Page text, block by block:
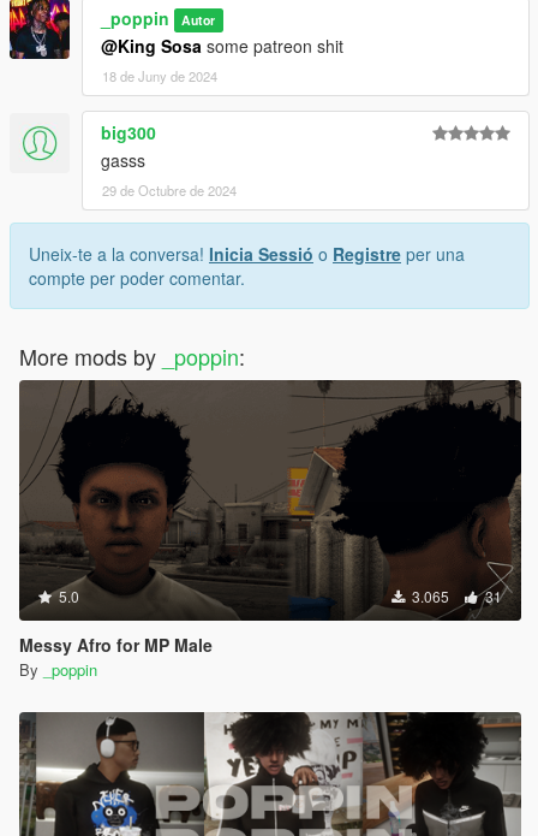
_poppin Autor
@King Sosa some patreon shit
18 de Juny de 2024
big300
gasss
29 de Octubre de 2024
Uneix-te a la conversa! Inicia Sessió o Registre per una
compte per poder comentar.
More mods by _poppin:
5.0 3.065 31
Messy Afro for MP Male
By _poppin